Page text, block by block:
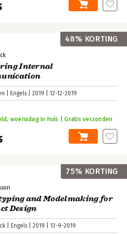
Internal
Engels 2019 12-12-2019
woensdag in huis | Gratis verzonden
48% KORTING
and Modelmaking for
Design
Engels 2019 13-9-2019
75% KORTING